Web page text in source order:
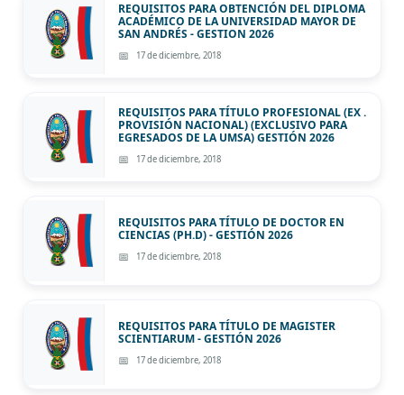
REQUISITOS PARA OBTENCIÓN DEL DIPLOMA
ACADÉMICO DE LA UNIVERSIDAD MAYOR DE
SAN ANDRÉS - GESTION 2026
17 de diciembre, 2018
REQUISITOS PARA TÍTULO PROFESIONAL (EX .
PROVISIÓN NACIONAL) (EXCLUSIVO PARA
EGRESADOS DE LA UMSA) GESTIÓN 2026
17 de diciembre, 2018
REQUISITOS PARA TÍTULO DE DOCTOR EN
CIENCIAS (PH.D) - GESTIÓN 2026
17 de diciembre, 2018
REQUISITOS PARA TÍTULO DE MAGISTER
SCIENTIARUM - GESTIÓN 2026
17 de diciembre, 2018